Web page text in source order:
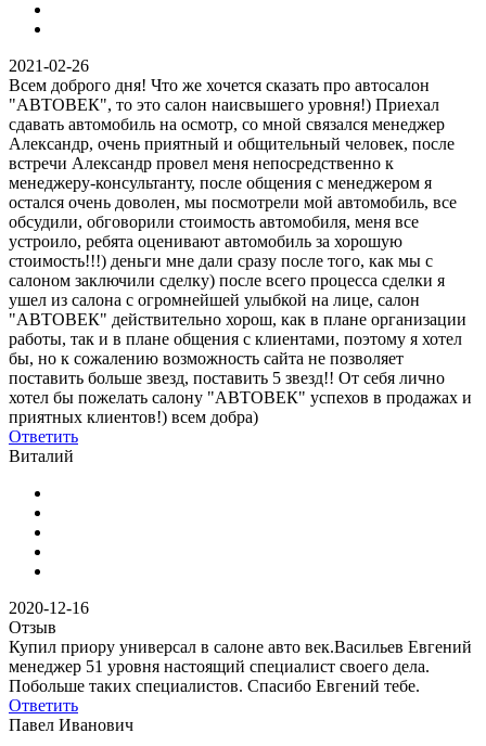
2021-02-26
Всем доброго дня! Что же хочется сказать про автосалон
"АВТОВЕК", то это салон наисвышего уровня!) Приехал
сдавать автомобиль на осмотр, со мной связался менеджер
Александр, очень приятный и общительный человек, после
встречи Александр провел меня непосредственно к
менеджеру-консультанту, после общения с менеджером я
остался очень доволен, мы посмотрели мой автомобиль, все
обсудили, обговорили стоимость автомобиля, меня все
устроило, ребята оценивают автомобиль за хорошую
стоимость!!!) деньги мне дали сразу после того, как мы с
салоном заключили сделку) после всего процесса сделки я
ушел из салона с огромнейшей улыбкой на лице, салон
"АВТОВЕК" действительно хорош, как в плане организации
работы, так и в плане общения с клиентами, поэтому я хотел
бы, но к сожалению возможность сайта не позволяет
поставить больше звезд, поставить 5 звезд!! От себя лично
хотел бы пожелать салону "АВТОВЕК" успехов в продажах и
приятных клиентов!) всем добра)
Ответить
Виталий
2020-12-16
Отзыв
Купил приору универсал в салоне авто век.Васильев Евгений
менеджер 51 уровня настоящий специалист своего дела.
Побольше таких специалистов. Спасибо Евгений тебе.
Ответить
Павел Иванович